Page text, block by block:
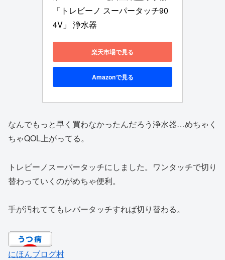
「トレビーノ スーパータッチ90
4V」 浄水器
楽天市場で見る
Amazonで見る
なんでもっと早く買わなかったんだろう浄水器…めちゃく
ちゃQOL上がってる。
トレビーノスーパータッチにしました。ワンタッチで切り
替わっていくのがめちゃ便利。
手が汚れててもレバータッチすれば切り替わる。
にほんブログ村